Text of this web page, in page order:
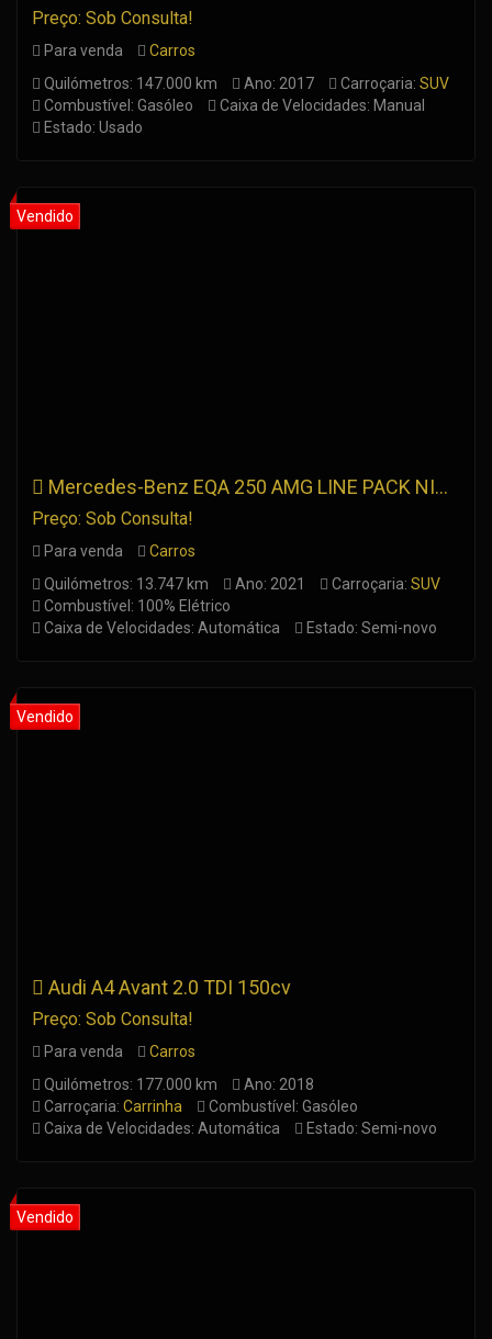
Preço: Sob Consulta!
Para venda
Carros
Quilómetros: 147.000 km
Ano: 2017 Carroçaria: SUV
Combustível: Gasóleo
Caixa de Velocidades: Manual
Estado: Usado
Mercedes-Benz EQA 250 AMG LINE PACK NIGHT
Preço: Sob Consulta!
Para venda
Carros
Quilómetros: 13.747 km
Ano: 2021 Carroçaria: SUV
Combustível: 100% Elétrico
Caixa de Velocidades: Automática
Estado: Semi-novo
Audi A4 Avant 2.0 TDI 150cv
Preço: Sob Consulta!
Para venda
Carros
Quilómetros: 177.000 km
Ano: 2018
Carroçaria: Carrinha
Combustível: Gasóleo
Caixa de Velocidades: Automática
Estado: Semi-novo